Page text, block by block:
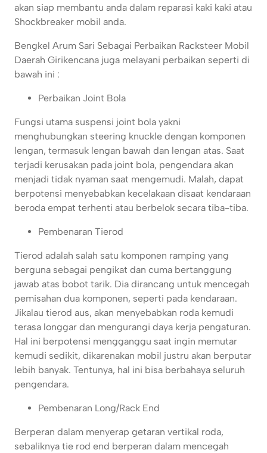
akan siap membantu anda dalam reparasi kaki kaki atau
Shockbreaker mobil anda.
Bengkel Arum Sari Sebagai Perbaikan Racksteer Mobil
Daerah Girikencana juga melayani perbaikan seperti di
bawah ini :
Perbaikan Joint Bola
Fungsi utama suspensi joint bola yakni
menghubungkan steering knuckle dengan komponen
lengan, termasuk lengan bawah dan lengan atas. Saat
terjadi kerusakan pada joint bola, pengendara akan
menjadi tidak nyaman saat mengemudi. Malah, dapat
berpotensi menyebabkan kecelakaan disaat kendaraan
beroda empat terhenti atau berbelok secara tiba-tiba.
Pembenaran Tierod
Tierod adalah salah satu komponen ramping yang
berguna sebagai pengikat dan cuma bertanggung
jawab atas bobot tarik. Dia dirancang untuk mencegah
pemisahan dua komponen, seperti pada kendaraan.
Jikalau tierod aus, akan menyebabkan roda kemudi
terasa longgar dan mengurangi daya kerja pengaturan.
Hal ini berpotensi mengganggu saat ingin memutar
kemudi sedikit, dikarenakan mobil justru akan berputar
lebih banyak. Tentunya, hal ini bisa berbahaya seluruh
pengendara.
Pembenaran Long/Rack End
Berperan dalam menyerap getaran vertikal roda,
sebaliknya tie rod end berperan dalam mencegah